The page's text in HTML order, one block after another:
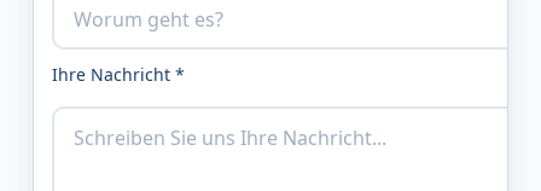
Ihre Nachricht *